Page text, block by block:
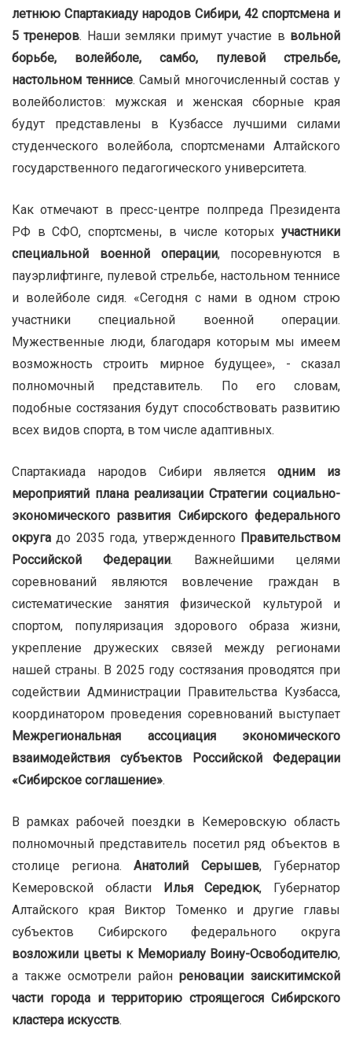
летнюю Спартакиаду народов Сибири, 42 спортсмена и
5 тренеров. Наши земляки примут участие в вольной
борьбе, волейболе, самбо, пулевой стрельбе,
настольном теннисе. Самый многочисленный состав у
волейболистов: мужская и женская сборные края
будут представлены в Кузбассе лучшими силами
студенческого волейбола, спортсменами Алтайского
государственного педагогического университета.
Как отмечают в пресс-центре полпреда Президента
РФ в СФО, спортсмены, в числе которых участники
специальной военной операции, посоревнуются в
пауэрлифтинге, пулевой стрельбе, настольном теннисе
и волейболе сидя. «Сегодня с нами в одном строю
участники специальной военной операции.
Мужественные люди, благодаря которым мы имеем
возможность строить мирное будущее», - сказал
полномочный представитель. По его словам,
подобные состязания будут способствовать развитию
всех видов спорта, в том числе адаптивных.
Спартакиада народов Сибири является одним из
мероприятий плана реализации Стратегии социально-
экономического развития Сибирского федерального
округа до 2035 года, утвержденного Правительством
Российской Федерации. Важнейшими целями
соревнований являются вовлечение граждан в
систематические занятия физической культурой и
спортом, популяризация здорового образа жизни,
укрепление дружеских связей между регионами
нашей страны. В 2025 году состязания проводятся при
содействии Администрации Правительства Кузбасса,
координатором проведения соревнований выступает
Межрегиональная ассоциация экономического
взаимодействия субъектов Российской Федерации
«Сибирское соглашение».
В рамках рабочей поездки в Кемеровскую область
полномочный представитель посетил ряд объектов в
столице региона. Анатолий Серышев, Губернатор
Кемеровской области
Илья Середюк, Губернатор
Алтайского края Виктор Томенко и другие главы
субъектов Сибирского федерального округа
возложили цветы к Мемориалу Воину-Освободителю,
а также осмотрели районреновации заискитимской
части города и территорию строящегося Сибирского
кластера искусств.